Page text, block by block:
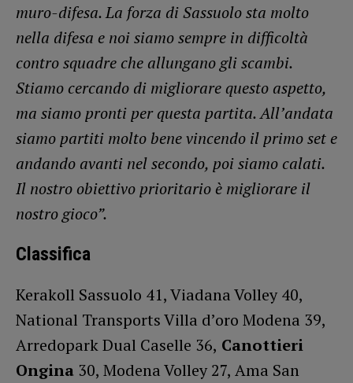
muro-difesa. La forza di Sassuolo sta molto
nella difesa e noi siamo sempre in difficoltà
contro squadre che allungano gli scambi.
Stiamo cercando di migliorare questo aspetto,
ma siamo pronti per questa partita. All’andata
siamo partiti molto bene vincendo il primo set e
andando avanti nel secondo, poi siamo calati.
Il nostro obiettivo prioritario è migliorare il
nostro gioco”.
Classifica
Kerakoll Sassuolo 41, Viadana Volley 40,
National Transports Villa d’oro Modena 39,
Arredopark Dual Caselle 36, Canottieri
Ongina 30, Modena Volley 27, Ama San